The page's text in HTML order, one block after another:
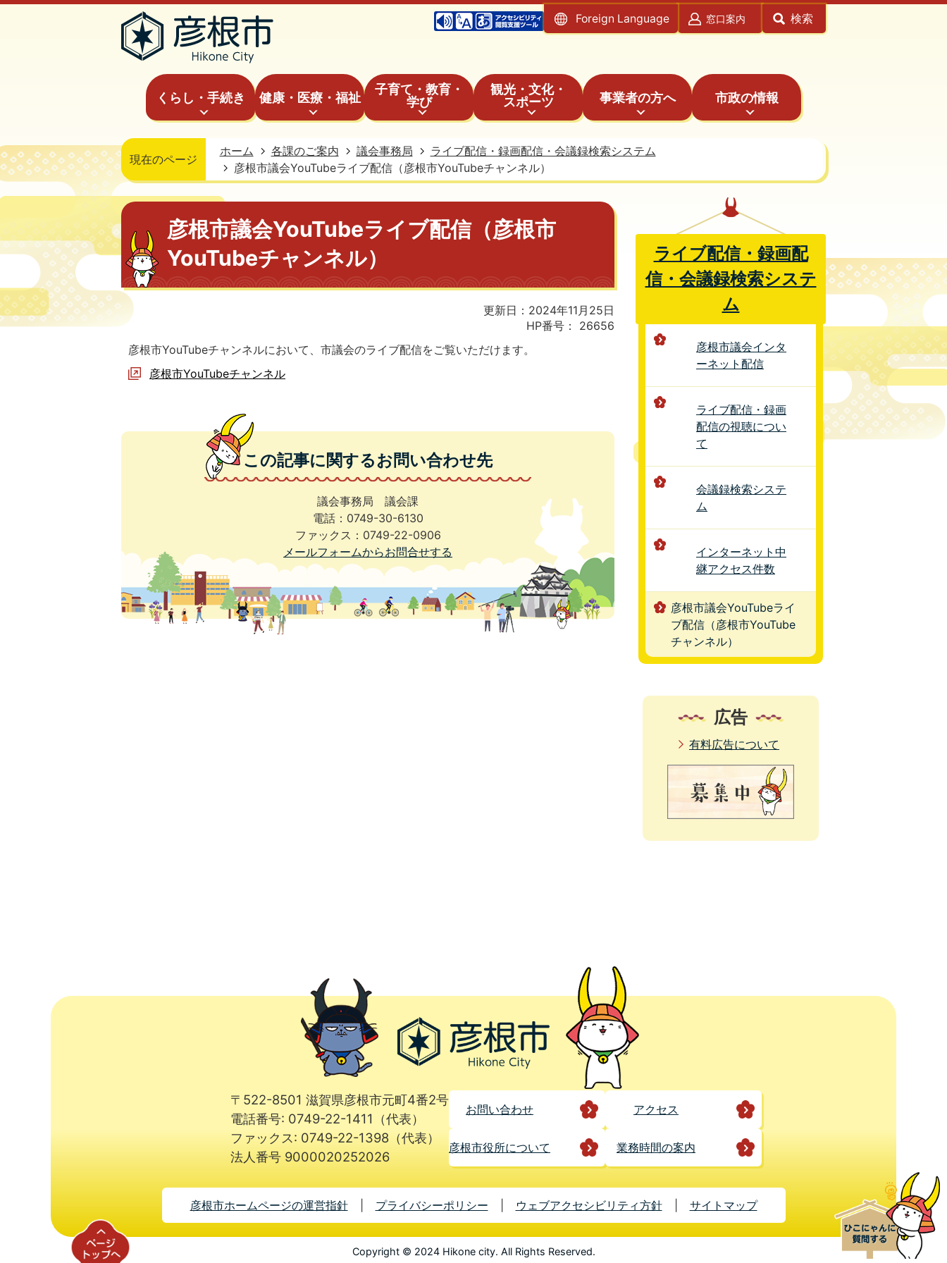
Foreign Language 窓口案内 検索
くらし・手続き 健康・医療・福祉
子育て・教育・
学び
観光・文化・
スポーツ
事業者の方へ 市政の情報
現在のページ
ホーム 各課のご案内 議会事務局
ライブ配信・録画配信・会議録検索システム
彦根市議会YouTubeライブ配信（彦根市YouTubeチャンネル）
彦根市議会YouTubeライブ配信（彦根市
YouTubeチャンネル）
更新日：2024年11月25日
HP番号：
26656
彦根市YouTubeチャンネルにおいて、市議会のライブ配信をご覧いただけます。
彦根市YouTubeチャンネル
この記事に関するお問い合わせ先
議会事務局 議会課
電話：0749-30-6130
ファックス：0749-22-0906
メールフォームからお問合せする
ライブ配信・録画配
信・会議録検索システ
ム
彦根市議会インタ
ーネット配信
ライブ配信・録画
配信の視聴につい
て
会議録検索システ
ム
インターネット中
継アクセス件数
彦根市議会YouTubeライ
ブ配信（彦根市YouTube
チャンネル）
広告
有料広告について
〒522-8501 滋賀県彦根市元町4番2号
電話番号: 0749-22-1411（代表）
ファックス: 0749-22-1398（代表）
法人番号 9000020252026
お問い合わせ アクセス
彦根市役所について 業務時間の案内
彦根市ホームページの運営指針 プライバシーポリシー ウェブアクセシビリティ方針 サイトマップ
Copyright © 2024 Hikone city. All Rights Reserved.